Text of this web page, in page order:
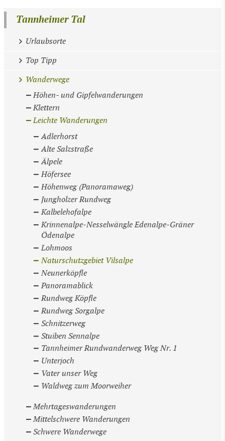
Tannheimer Tal
Urlaubsorte
Top Tipp
Wanderwege
Höhen- und Gipfelwanderungen
Klettern
Leichte Wanderungen
Adlerhorst
Alte Salzstraße
Älpele
Höfersee
Höhenweg (Panoramaweg)
Jungholzer Rundweg
Kalbelehofalpe
Krinnenalpe-Nesselwängle Edenalpe-Gräner
Ödenalpe
Lohmoos
Naturschutzgebiet Vilsalpe
Neunerköpfle
Panoramablick
Rundweg Köpfle
Rundweg Sorgalpe
Schnitzerweg
Stuiben Sennalpe
Tannheimer Rundwanderweg Weg Nr. 1
Unterjoch
Vater unser Weg
Waldweg zum Moorweiher
Mehrtageswanderungen
Mittelschwere Wanderungen
Schwere Wanderwege